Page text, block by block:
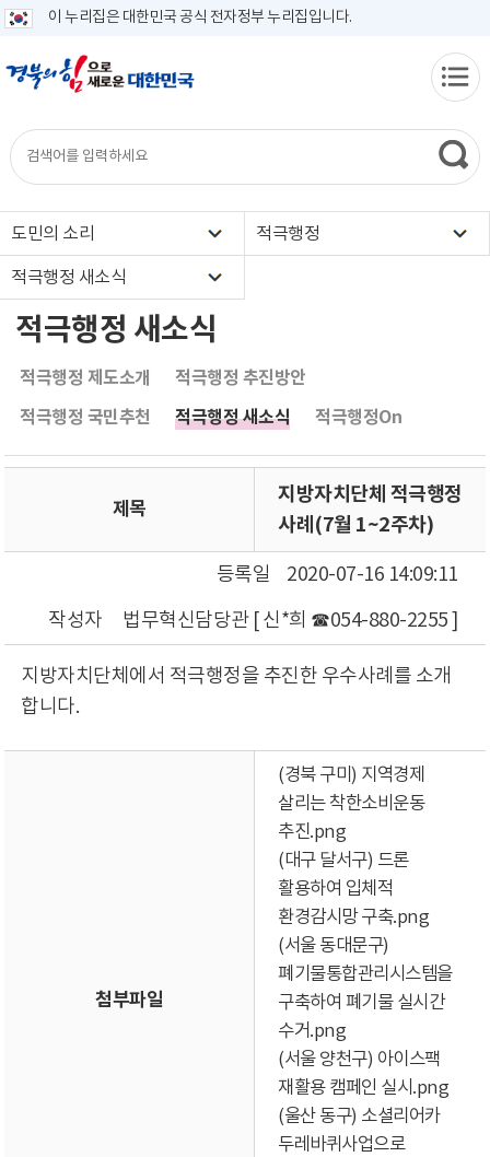
이 누리집은 대한민국 공식 전자정부 누리집입니다.
도민의 소리 적극행정
적극행정 새소식
적극행정 새소식
적극행정 제도소개
적극행정 추진방안
적극행정 국민추천
적극행정 새소식 적극행정On
제목
지방자치단체 적극행정
사례(7월 1~2주차)
등록일
2020-07-16 14:09:11
작성자
법무혁신담당관 [ 신*희 ☎054-880-2255 ]
지방자치단체에서 적극행정을 추진한 우수사례를 소개
합니다.
첨부파일
(경북 구미) 지역경제
살리는 착한소비운동
추진.png
(대구 달서구) 드론
활용하여 입체적
환경감시망 구축.png
(서울 동대문구)
폐기물통합관리시스템을
구축하여 폐기물 실시간
수거.png
(서울 양천구) 아이스팩
재활용 캠페인 실시.png
(울산 동구) 소셜리어카
두레바퀴사업으로